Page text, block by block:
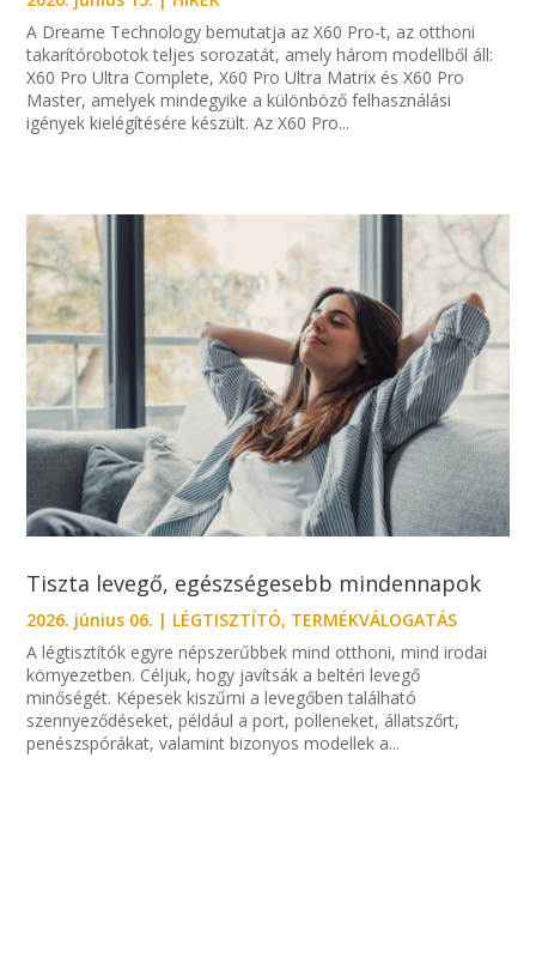
A Dreame Technology bemutatja az X60 Pro-t, az otthoni
takarítórobotok teljes sorozatát, amely három modellből áll:
X60 Pro Ultra Complete, X60 Pro Ultra Matrix és X60 Pro
Master, amelyek mindegyike a különböző felhasználási
igények kielégítésére készült. Az X60 Pro...
Tiszta levegő, egészségesebb mindennapok
2026. június 06. | LÉGTISZTÍTÓ, TERMÉKVÁLOGATÁS
A légtisztítók egyre népszerűbbek mind otthoni, mind irodai
környezetben. Céljuk, hogy javítsák a beltéri levegő
minőségét. Képesek kiszűrni a levegőben található
szennyeződéseket, például a port, polleneket, állatszőrt,
penészspórákat, valamint bizonyos modellek a...